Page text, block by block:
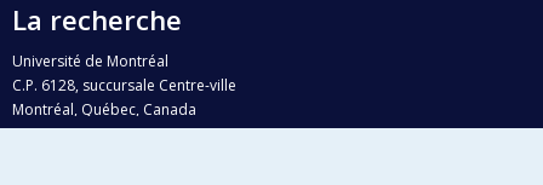
La recherche
Université de Montréal
C.P. 6128, succursale Centre-ville
Montréal, Québec, Canada
H3C 3J7